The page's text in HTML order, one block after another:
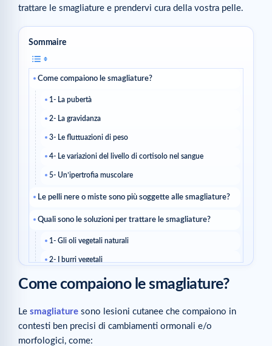
trattare le smagliature e prendervi cura della vostra pelle.
Sommaire
Come compaiono le smagliature?
1- La pubertà
2- La gravidanza
3- Le fluttuazioni di peso
4- Le variazioni del livello di cortisolo nel sangue
5- Un’ipertrofia muscolare
Le pelli nere o miste sono più soggette alle smagliature?
Quali sono le soluzioni per trattare le smagliature?
1- Gli oli vegetali naturali
2- I burri vegetali
3- Le creme anti-smagliature
Articoli correlati
Come compaiono le smagliature?
Le smagliature sono lesioni cutanee che compaiono in
contesti ben precisi di cambiamenti ormonali e/o
morfologici, come: